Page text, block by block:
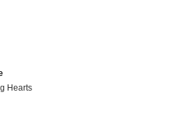
Hearts